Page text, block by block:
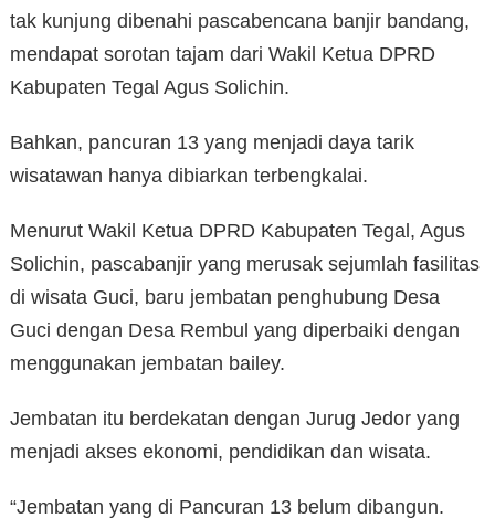
tak kunjung dibenahi pascabencana banjir bandang,
mendapat sorotan tajam dari Wakil Ketua DPRD
Kabupaten Tegal Agus Solichin.
Bahkan, pancuran 13 yang menjadi daya tarik
wisatawan hanya dibiarkan terbengkalai.
Menurut Wakil Ketua DPRD Kabupaten Tegal, Agus
Solichin, pascabanjir yang merusak sejumlah fasilitas
di wisata Guci, baru jembatan penghubung Desa
Guci dengan Desa Rembul yang diperbaiki dengan
menggunakan jembatan bailey.
Jembatan itu berdekatan dengan Jurug Jedor yang
menjadi akses ekonomi, pendidikan dan wisata.
“Jembatan yang di Pancuran 13 belum dibangun.